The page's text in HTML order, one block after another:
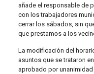
añade el responsable de
con los trabajadores
cerrar los sábados, sin
que prestamos a los
La modificación del
asuntos que se trataron
aprobado por